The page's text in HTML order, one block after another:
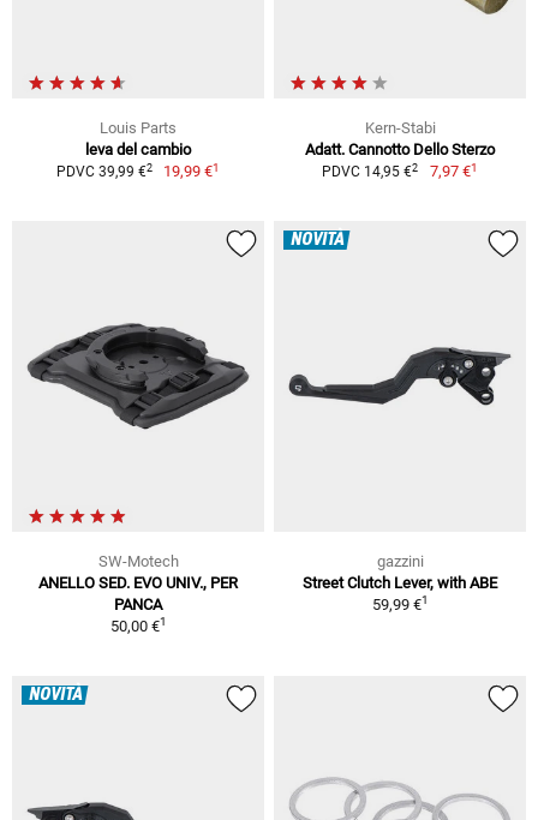
Louis Parts
leva del cambio
PDVC 39,99 €2 19,99 €1
Kern-Stabi
Adatt. Cannotto Dello Sterzo
PDVC 14,95 €2 7,97 €1
SW-Motech
ANELLO SED. EVO UNIV., PER
PANCA
50,00 €1
NOVITÀ
gazzini
Street Clutch Lever, with ABE
59,99 €1
NOVITÀ